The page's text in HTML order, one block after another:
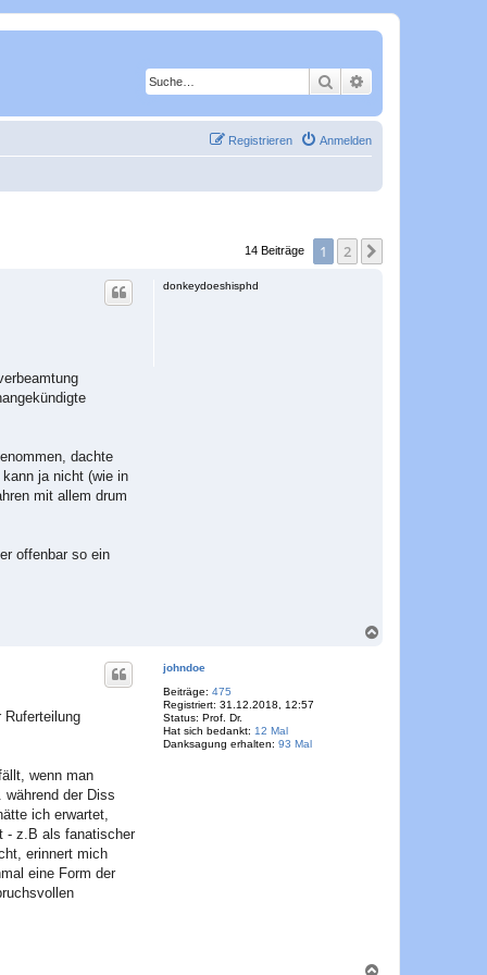
Suche
Anmelden
Registrieren
14 Beiträge 1 2
donkeydoeshisphd
dachte
ja nicht (wie in
mit allem drum
offenbar so ein
johndoe
Beiträge: 475
Registriert: 31.12.2018, 12:57
Status: Prof. Dr.
Hat sich bedankt: 12 Mal
Danksagung erhalten: 93 Mal
Ruferteilung
wenn man
der Diss
ich erwartet,
- z.B als fanatischer
erinnert mich
eine Form der